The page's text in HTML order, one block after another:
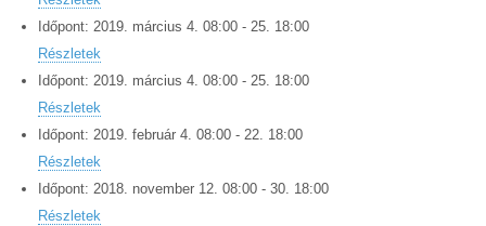
Időpont: 2019. március 4. 08:00 - 25. 18:00
Részletek
Időpont: 2019. március 4. 08:00 - 25. 18:00
Részletek
Időpont: 2019. február 4. 08:00 - 22. 18:00
Részletek
Időpont: 2018. november 12. 08:00 - 30. 18:00
Részletek